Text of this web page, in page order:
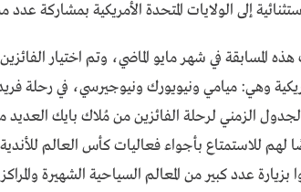
إلى الولايات المتحدة الأمريكية بمشاركة عدد
المسابقة في شهر مايو الماضي، وتم اختيار
وهي: ميامي ونيويورك ونيوجيرسي، في رحلة
الزمني لرحلة الفائزين من مُلاك بايك العديد
للاستمتاع بأجواء فعاليات كأس العالم
عدد كبير من المعالم السياحية الشهيرة